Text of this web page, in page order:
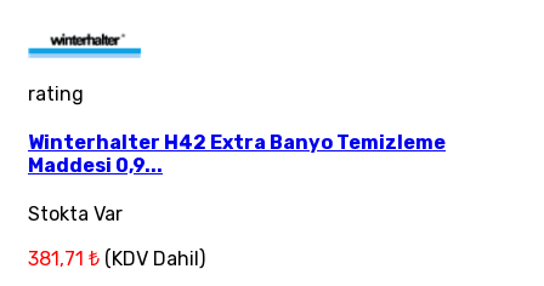
rating
Winterhalter H42 Extra Banyo Temizleme
Maddesi 0,9...
Stokta Var
381,71 ₺ (KDV Dahil)